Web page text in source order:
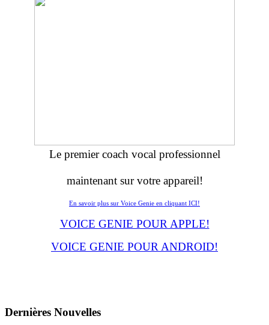
Le premier coach vocal professionnel
maintenant sur votre appareil!
En savoir plus sur Voice Genie en cliquant ICI!
VOICE GENIE POUR APPLE!
VOICE GENIE POUR ANDROID!
Dernières Νouvelles